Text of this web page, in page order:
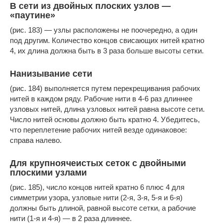
В сети из двойных плоских узлов —
«паутине»
(рис. 183) — узлы расположены не поочередно, а один
под другим. Количество концов свисающих нитей кратно
4, их длина должна быть в 3 раза больше высоты сетки.
Нанизывание сети
(рис. 184) выполняется путем перекрещивания рабочих
нитей в каждом ряду. Рабочие нити в 4-6 раз длиннее
узловых нитей, длина узловых нитей равна высоте сети.
Число нитей основы должно быть кратно 4. Убедитесь,
что переплетение рабочих нитей везде одинаковое:
справа налево.
Для крупноячеистых сеток с двойными
плоскими узлами
(рис. 185), число концов нитей кратно 6 плюс 4 для
симметрии узора, узловые нити (2-я, 3-я, 5-я и 6-я)
должны быть длиной, равной высоте сетки, а рабочие
нити (1-я и 4-я) — в 2 раза длиннее.